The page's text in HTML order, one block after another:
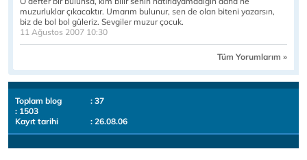
muzurluklar çıkacaktır. Umarım bulunur, sen de olan biteni yazarsın,
biz de bol bol güleriz. Sevgiler muzur çocuk.
11 Ağustos 2007 10:30
Tüm Yorumlarım »
Toplam blog
: 37
: 1503
Kayıt tarihi
: 26.08.06